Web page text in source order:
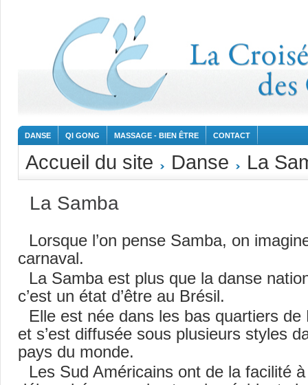
DANSE QI GONG MASSAGE - BIEN ÊTRE CONTACT
Accueil du site Danse La
La Samba
Lorsque l’on pense Samba, on
carnaval.
La Samba est plus que la danse
c’est un état d’être au Brésil.
Elle est née dans les bas quartiers de
et s’est diffusée sous plusieurs styles
pays du monde.
Les Sud Américains ont de la facilité